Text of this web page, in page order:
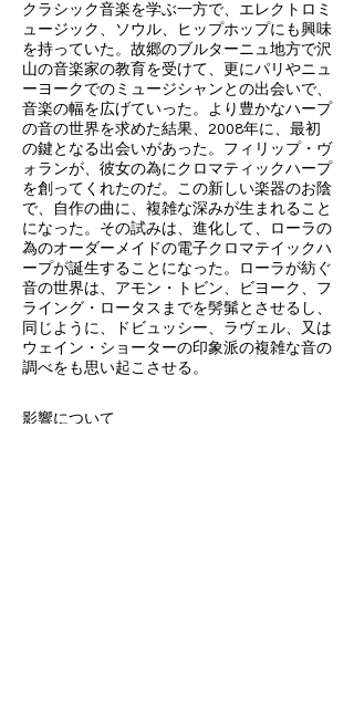
クラシック音楽を学ぶ一方で、エレクトロミ
ュージック、ソウル、ヒップホップにも興味
を持っていた。故郷のブルターニュ地方で沢
山の音楽家の教育を受けて、更にパリやニュ
ーヨークでのミュージシャンとの出会いで、
音楽の幅を広げていった。より豊かなハープ
の音の世界を求めた結果、2008年に、最初
の鍵となる出会いがあった。フィリップ・ヴ
ォランが、彼女の為にクロマティックハープ
を創ってくれたのだ。この新しい楽器のお陰
で、自作の曲に、複雑な深みが生まれること
になった。その試みは、進化して、ローラの
為のオーダーメイドの電子クロマテイックハ
ープが誕生することになった。ローラが紡ぐ
音の世界は、アモン・トビン、ビヨーク、フ
ライング・ロータスまでを髣髴とさせるし、
同じように、ドビュッシー、ラヴェル、又は
ウェイン・ショーターの印象派の複雑な音の
調べをも思い起こさせる。
影響について